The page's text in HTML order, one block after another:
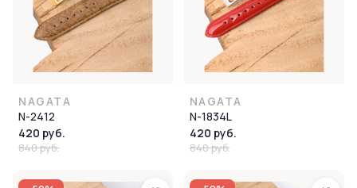
NAGATA
N-2412
420 руб.
840 руб.
NAGATA
N-1834L
420 руб.
840 руб.